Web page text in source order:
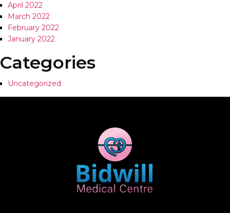
April 2022
March 2022
February 2022
January 2022
Categories
Uncategorized